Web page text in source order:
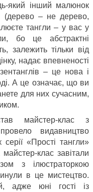
який інший малюнок
(дерево – не дерево,
тангли – у вас у
бо це абстрактні
залежить тільки від
надає впевненості
– це нова і
А це означає, що ви
для них сучасним,
майстер-клас з
видавництво
«Прості тангли»
клас завітали
з ілюстраторкою
в це мистецтво.
адже юні гості із